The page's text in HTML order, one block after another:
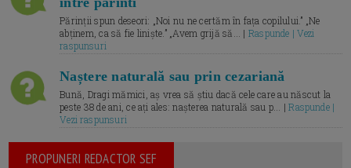
Părinții spun deseori: „Noi nu ne certăm în fața copilului.” „Ne
abținem, ca să fie liniște.” „Avem grijă să... | Raspunde | Vezi
raspunsuri
Naștere naturală sau prin cezariană
Bună, Dragi mămici, aș vrea să știu dacă cele care au născut la
peste 38 de ani, ce ați ales: nașterea naturală sau p... |Raspunde |
Vezi raspunsuri
PROPUNERI REDACTOR SEF